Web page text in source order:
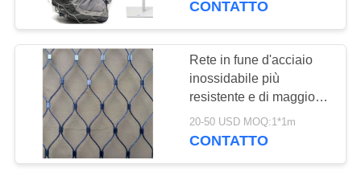
CONTATTO
Rete in fune d'acciaio
inossidabile più
resistente e di maggiore
impatto per la protezione
delle aree con predatori
20-50 USD MOQ:1*1m
CONTATTO